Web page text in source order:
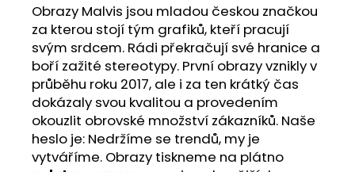
Obrazy Malvis jsou mladou českou značkou
za kterou stojí tým grafiků, kteří pracují
svým srdcem. Rádi překračují své hranice a
boří zažité stereotypy. První obrazy vznikly v
průběhu roku 2017, ale i za ten krátký čas
dokázaly svou kvalitou a provedením
okouzlit obrovské množství zákazníků. Naše
heslo je: Nedržíme se trendů, my je
vytváříme. Obrazy tiskneme na plátno